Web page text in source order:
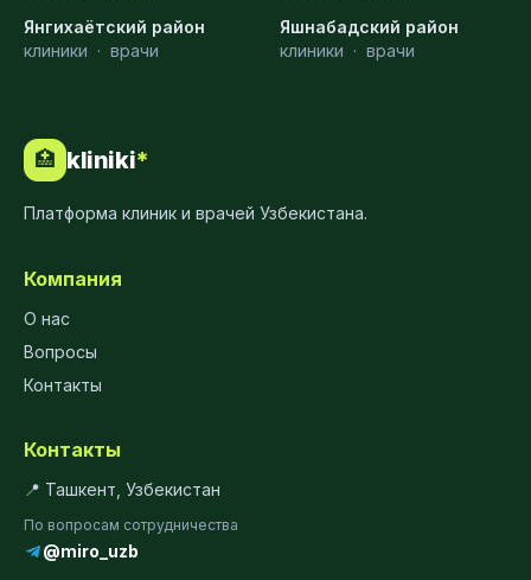
Янгихаётский район
клиники · врачи
Яшнабадский район
клиники · врачи
🏥 kliniki*
Платформа клиник и врачей Узбекистана.
Компания
О нас
Вопросы
Контакты
Контакты
📍 Ташкент, Узбекистан
По вопросам сотрудничества
@miro_uzb